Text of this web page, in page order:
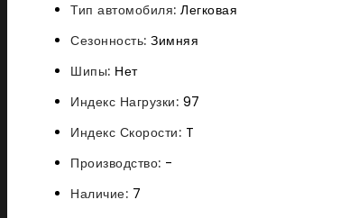
Тип автомобиля: Легковая
Сезонность: Зимняя
Шипы: Нет
Индекс Нагрузки: 97
Индекс Скорости: T
Производство: -
Наличие: 7